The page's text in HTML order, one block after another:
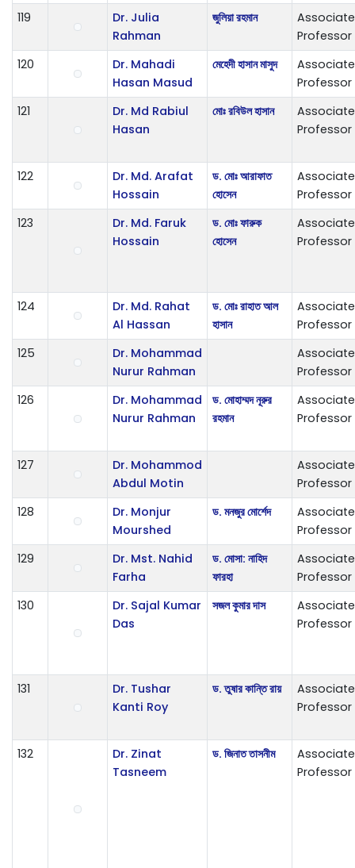
119
Dr. Julia
Rahman
জুলিয়া রহমান
Associate
Professor
120
Dr. Mahadi
Hasan Masud
মেহেদী হাসান মাসুদ
Associate
Professor
121
Dr. Md Rabiul
Hasan
মোঃ রবিউল হাসান
Associate
Professor
122
Dr. Md. Arafat
Hossain
ড. মোঃ আরাফাত
হোসেন
Associate
Professor
123
Dr. Md. Faruk
Hossain
ড. মোঃ ফারুক
হোসেন
Associate
Professor
124
Dr. Md. Rahat
Al Hassan
ড. মোঃ রাহাত আল
হাসান
Associate
Professor
125
Dr. Mohammad
Nurur Rahman
Associate
Professor
126
Dr. Mohammad
Nurur Rahman
ড. মোহাম্মদ নূরুর
রহমান
Associate
Professor
127
Dr. Mohammod
Abdul Motin
Associate
Professor
128
Dr. Monjur
Mourshed
ড. মনজুর মোর্শেদ
Associate
Professor
129
Dr. Mst. Nahid
Farha
ড. মোসা: নাহিদ
ফারহা
Associate
Professor
130
Dr. Sajal Kumar
Das
সজল কুমার দাস
Associate
Professor
131
Dr. Tushar
Kanti Roy
ড. তুষার কান্তি রায়
Associate
Professor
132
Dr. Zinat
Tasneem
ড. জিনাত তাসনীম
Associate
Professor